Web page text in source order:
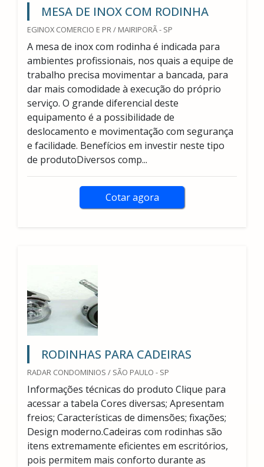
MESA DE INOX COM RODINHA
EGINOX COMERCIO E PR / MAIRIPORÃ - SP
A mesa de inox com rodinha é indicada para
ambientes profissionais, nos quais a equipe de
trabalho precisa movimentar a bancada, para
dar mais comodidade à execução do próprio
serviço. O grande diferencial deste
equipamento é a possibilidade de
deslocamento e movimentação com segurança
e facilidade. Benefícios em investir neste tipo
de produtoDiversos comp...
Cotar agora
RODINHAS PARA CADEIRAS
RADAR CONDOMINIOS / SÃO PAULO - SP
Informações técnicas do produto Clique para
acessar a tabela Cores diversas; Apresentam
freios; Características de dimensões; fixações;
Design moderno.Cadeiras com rodinhas são
itens extremamente eficientes em escritórios,
pois permitem mais conforto durante as